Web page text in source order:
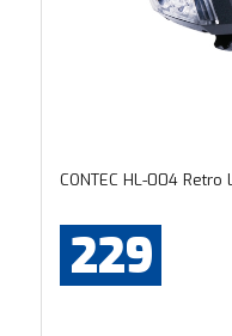
CONTEC HL-004 Retro
229